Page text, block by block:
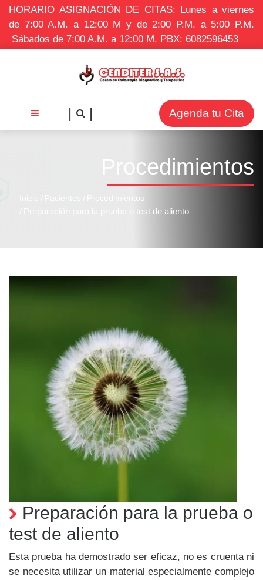
HORARIO ASIGNACIÓN DE CITAS: Lunes a viernes
de 7:00 A.M. a 12:00 M y de 2:00 P.M. a 5:00 P.M.
Sábados de 7:00 A.M. a 12:00 M. PBX: 6082596453
Agenda tu Cita
Procedimientos
Procedimientos
Preparación para la prueba o test de aliento
Preparación para la prueba o
test de aliento
Esta prueba ha demostrado ser eficaz, no es cruenta ni
se necesita utilizar un material especialmente complejo